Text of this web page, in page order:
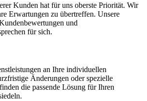
Kunden hat für uns oberste Priorität. Wir
Erwartungen zu übertreffen. Unsere
und
für sich.
an Ihre individuellen
Änderungen oder spezielle
die passende Lösung für Ihren